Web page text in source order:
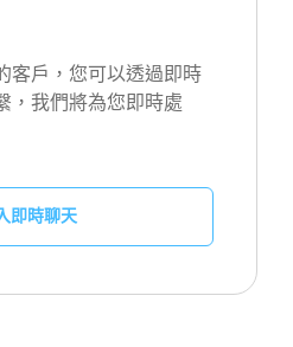
客戶，您可以透過即時
，我們將為您即時處
即時聊天